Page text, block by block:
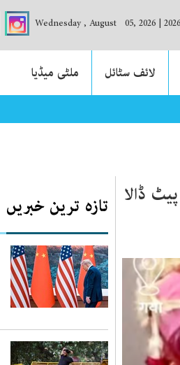
|
Wednesday , August 05, 2026
لائف سٹائل
ملٹی میڈیا
عروج پر
ڈالا تازہ ترین خبریں